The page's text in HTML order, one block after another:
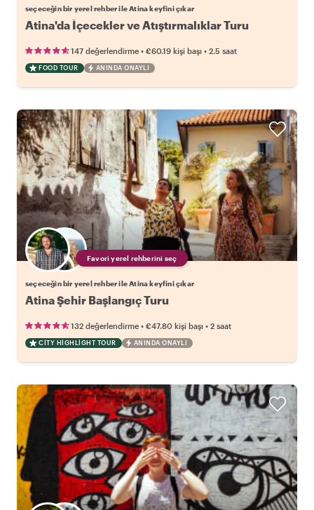
seçeceğin bir yerel rehber ile Atina keyfini çıkar
Atina'da İçecekler ve Atıştırmalıklar Turu
147 değerlendirme • €60.19 kişi başı • 2.5 saat
FOOD TOUR ANINDA ONAYLI
Favori yerel rehberini seç
seçeceğin bir yerel rehber ile Atina keyfini çıkar
Atina Şehir Başlangıç Turu
132 değerlendirme • €47.80 kişi başı • 2 saat
CITY HIGHLIGHT TOUR ANINDA ONAYLI